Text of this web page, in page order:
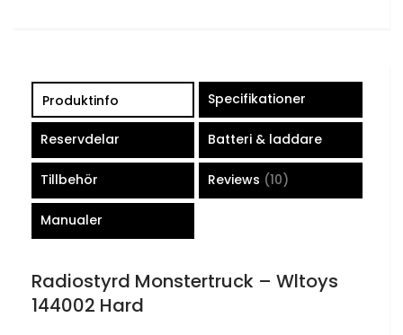
Produktinfo
Radiostyrd Monstertruck – Wltoys
144002 Hard
Specifikationer
Reservdelar Batteri & laddare
Tillbehör Reviews 10
Manualer